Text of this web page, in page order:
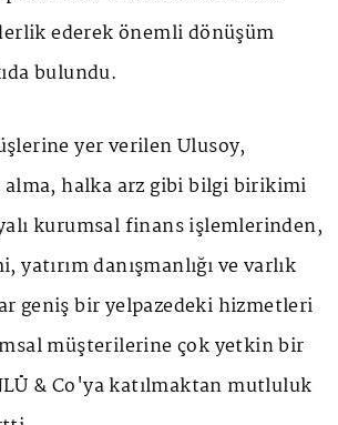
ederek önemli dönüşüm
bulundu.
yer verilen Ulusoy,
alma, halka arz gibi bilgi birikimi
kurumsal finans işlemlerinden,
danışmanlığı ve varlık
geniş bir yelpazedeki hizmetleri
müşterilerine çok yetkin bir
& Co'ya katılmaktan mutluluk